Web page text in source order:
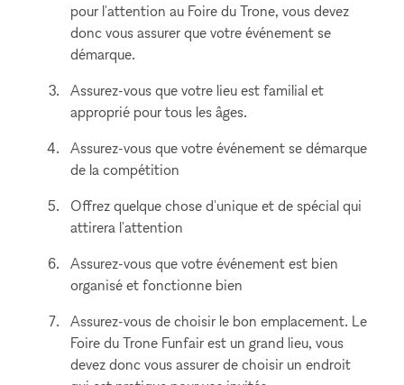
pour l'attention au Foire du Trone, vous devez
donc vous assurer que votre événement se
démarque.
Assurez-vous que votre lieu est familial et
approprié pour tous les âges.
Assurez-vous que votre événement se démarque
de la compétition
Offrez quelque chose d'unique et de spécial qui
attirera l'attention
Assurez-vous que votre événement est bien
organisé et fonctionne bien
Assurez-vous de choisir le bon emplacement. Le
Foire du Trone Funfair est un grand lieu, vous
devez donc vous assurer de choisir un endroit